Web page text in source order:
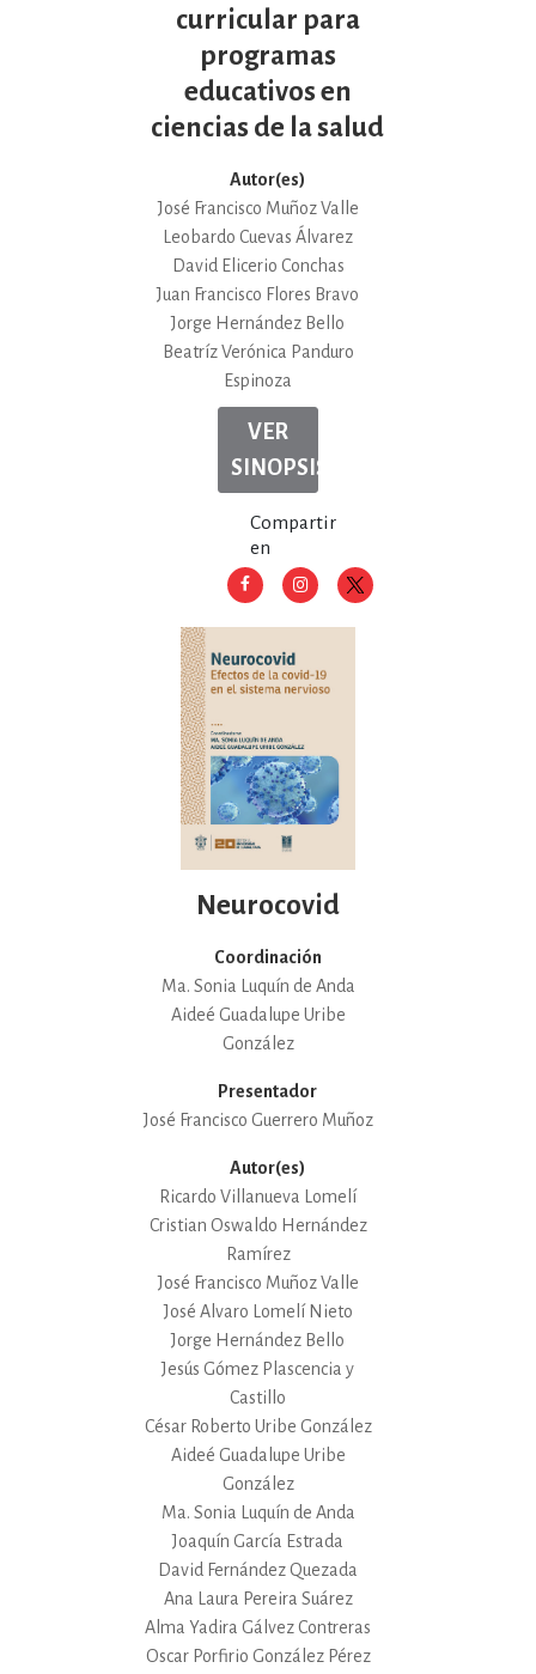
curricular para
programas
educativos en
ciencias de la salud
Autor(es)
José Francisco Muñoz Valle
Leobardo Cuevas Álvarez
David Elicerio Conchas
Juan Francisco Flores Bravo
Jorge Hernández Bello
Beatríz Verónica Panduro
Espinoza
VER
SINOPSIS
Compartir
en
Neurocovid
Coordinación
Ma. Sonia Luquín de Anda
Aideé Guadalupe Uribe
González
Presentador
José Francisco Guerrero Muñoz
Autor(es)
Ricardo Villanueva Lomelí
Cristian Oswaldo Hernández
Ramírez
José Francisco Muñoz Valle
José Alvaro Lomelí Nieto
Jorge Hernández Bello
Jesús Gómez Plascencia y
Castillo
César Roberto Uribe González
Aideé Guadalupe Uribe
González
Ma. Sonia Luquín de Anda
Joaquín García Estrada
David Fernández Quezada
Ana Laura Pereira Suárez
Alma Yadira Gálvez Contreras
Oscar Porfirio González Pérez